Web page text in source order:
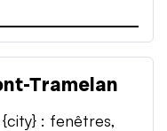
Tramelan
: fenêtres,